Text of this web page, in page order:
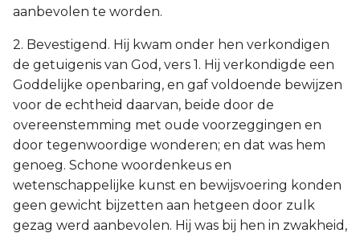
aanbevolen te worden.
2. Bevestigend. Hij kwam onder hen verkondigen
de getuigenis van God, vers 1. Hij verkondigde een
Goddelijke openbaring, en gaf voldoende bewijzen
voor de echtheid daarvan, beide door de
overeenstemming met oude voorzeggingen en
door tegenwoordige wonderen; en dat was hem
genoeg. Schone woordenkeus en
wetenschappelijke kunst en bewijsvoering konden
geen gewicht bijzetten aan hetgeen door zulk
gezag werd aanbevolen. Hij was bij hen in zwakheid,